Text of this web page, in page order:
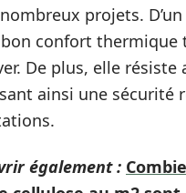
projets.
confort thermique
De plus, elle résiste
ainsi une sécurité
également :